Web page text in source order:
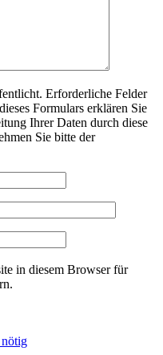
Erforderliche Felder
Formulars erklären Sie
Ihrer Daten durch diese
Sie bitte der
in diesem Browser für